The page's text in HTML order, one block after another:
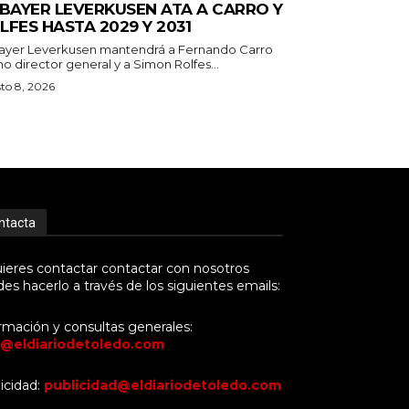
LEVERKUSEN ATA A CARRO Y
HASTA 2029 Y 2031
Leverkusen mantendrá a Fernando Carro
director general y a Simon Rolfes...
8, 2026
contactar contactar con nosotros
hacerlo a través de los siguientes emails:
y consultas generales:
publicidad@eldiariodetoledo.com